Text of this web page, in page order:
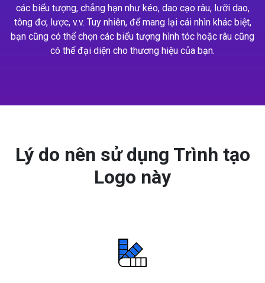
các biểu tượng, chẳng hạn như kéo, dao cạo râu, lưỡi dao,
tông đơ, lược, v.v. Tuy nhiên, để mang lại cái nhìn khác biệt,
bạn cũng có thể chọn các biểu tượng hình tóc hoặc râu cũng
có thể đại diện cho thương hiệu của bạn.
Lý do nên sử dụng Trình tạo
Logo này